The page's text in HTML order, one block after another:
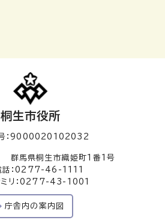
桐生市役所
：9000020102032
馬県桐生市織姫町1番1号
話：0277-46-1111
ミリ：0277-43-1001
庁舎内の案内図